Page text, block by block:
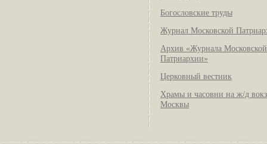
Богословские труды
Журнал Московской
Архив «Журнала Московской
Патриархии»
Церковный вестник
Храмы и часовни на ж/д
Москвы